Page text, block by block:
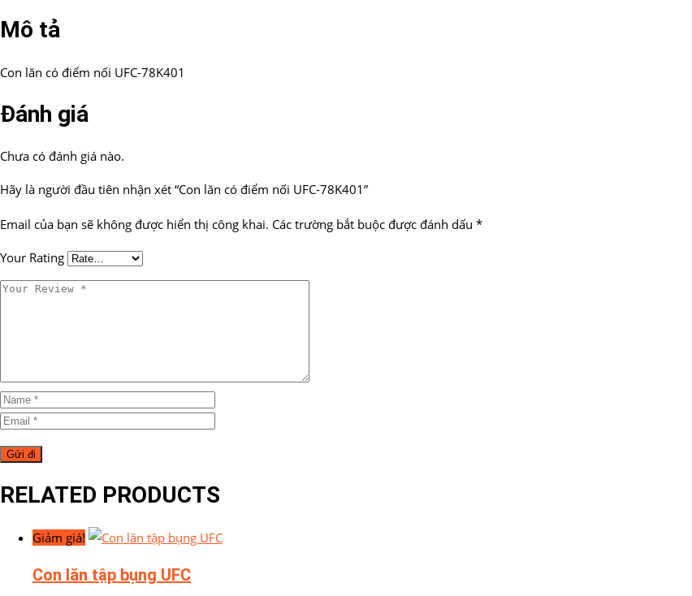
Mô tả
Con lăn có điểm nối UFC-78K401
Đánh giá
Chưa có đánh giá nào.
Hãy là người đầu tiên nhận xét “Con lăn có điểm nối UFC-78K401”
Email của bạn sẽ không được hiển thị công khai. Các trường bắt buộc được đánh dấu *
Your Rating
RELATED PRODUCTS
Giảm giá!
Con lăn tập bụng UFC